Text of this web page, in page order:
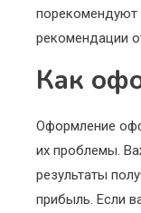
порекомендуют
рекомендации
Как
Оформление
их проблемы.
результаты
прибыль. Если